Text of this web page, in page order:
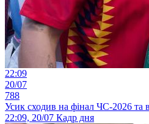
22:09
20/07
788
Усик сходив на фінал ЧС-2026 та
22:09, 20/07 Кадр дня